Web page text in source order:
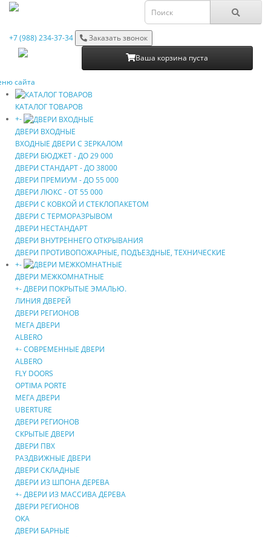
+7 (988) 234-37-34
Заказать звонок
Ваша корзина пуста
сайта
КАТАЛОГ ТОВАРОВ
+-
ДВЕРИ ВХОДНЫЕ
ВХОДНЫЕ ДВЕРИ С ЗЕРКАЛОМ
ДВЕРИ БЮДЖEТ - ДО 29 000
ДВЕРИ СТAНДAРТ - ДО 38000
ДВЕРИ ПРEМИУМ - ДО 55 000
ДВЕРИ ЛЮКС - ОТ 55 000
ДВЕРИ С КOВКОЙ И СТЕКЛОПАКЕТОМ
ДВЕРИ С ТЕРМОРАЗРЫВОМ
ДВЕРИ НECТAНДAРТ
ДВЕРИ ВНУТРЕННЕГО ОТКРЫВАНИЯ
ДВЕРИ ПРОТИВОПОЖАРНЫЕ, ПОДЪЕЗДНЫЕ, ТЕХНИЧЕСКИЕ
+-
ДВЕРИ МЕЖКОМНАТНЫЕ
+-ДВЕРИ ПОКРЫТЫЕ ЭМАЛЬЮ.
ЛИНИЯ ДВЕРЕЙ
ДВЕРИ РЕГИОНОВ
МЕГА ДВЕРИ
ALBERO
+-СОВРЕМЕННЫЕ ДВЕРИ
ALBERO
FLY DOORS
OPTIMA PORTE
МЕГА ДВЕРИ
UBERTURE
ДВЕРИ РЕГИОНОВ
СКРЫТЫЕ ДВЕРИ
ДВЕРИ ПВХ
РАЗДВИЖНЫЕ ДВЕРИ
ДВЕРИ СКЛАДНЫЕ
ДВЕРИ ИЗ ШПОНА ДЕРЕВА
+-ДВЕРИ ИЗ МАССИВА ДЕРЕВА
ДВЕРИ РЕГИОНОВ
ОКА
ДВЕРИ БАРНЫЕ